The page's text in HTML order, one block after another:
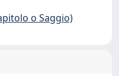
o Saggio)